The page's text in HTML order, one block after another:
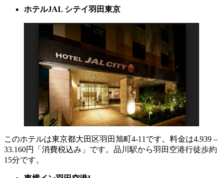
ホテルJAL シテイ羽田東京
このホテルは東京都大田区羽田旭町4-11です。料金は4.939 –
33.160円「消費税込み」です。品川駅から羽田空港行徒歩約
15分です。